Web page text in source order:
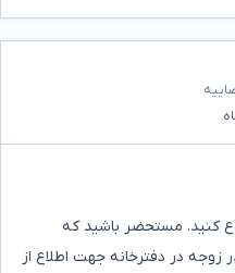
کنید. مستحضر باشید که
در دفترخانه جهت اطلاع از